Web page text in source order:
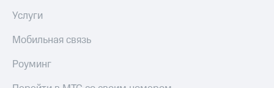
за границей
магазин
Услуги
Мобильная связь
Роуминг